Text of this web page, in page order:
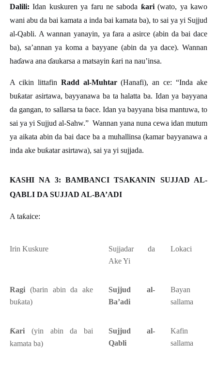
Dalili: Idan kuskuren ya faru ne saboda ƙari(wato, ya kawo
wani abu da bai kamata a inda bai kamata ba), to sai ya yi Sujjud
al-Qabli. A wannan yanayin, ya fara a asirce (abin da bai dace
ba), sa’annan ya koma a bayyane (abin da ya dace). Wannan
haɗawa ana ɗaukarsa a matsayin ƙari na nau’insa.
A cikin littafin Radd al-Muhtar(Hanafi), an ce: “Inda ake
buƙatar asirtawa, bayyanawa ba ta halatta ba. Idan ya bayyana
da gangan, to sallarsa ta ɓace. Idan ya bayyana bisa mantuwa, to
sai ya yi Sujjud al-Sahw.” Wannan yana nuna cewa idan mutum
ya aikata abin da bai dace ba a muhallinsa (kamar bayyanawa a
inda ake buƙatar asirtawa), sai ya yi sujjada.
KASHI NA 3: BAMBANCI TSAKANIN SUJJAD AL-
QABLI DA SUJJAD AL-BA’ADI
A taƙaice:
Irin Kuskure
Sujjadar da
Ake Yi
Lokaci
Ragi (barin abin da ake
buƙata)
Sujjud al-
Ba’adi
Bayan
sallama
Ƙari (yin abin da bai
kamata ba)
Sujjud al-
Qabli
Kafin
sallama